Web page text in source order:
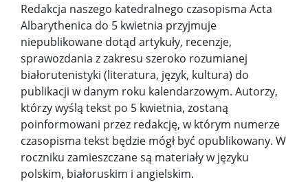
O Pracowni
Zaproszenia
Czasopismo
PRACOWNIA BADAŃ NAD TEATREM I DRAMATEM
Redakcja naszego katedralnego czasopisma Acta
Albarythenica do 5 kwietnia przyjmuje
niepublikowane dotąd artykuły, recenzje,
sprawozdania z zakresu szeroko rozumianej
białorutenistyki (literatura, język, kultura) do
publikacji w danym roku kalendarzowym. Autorzy,
którzy wyślą tekst po 5 kwietnia, zostaną
poinformowani przez redakcję, w którym numerze
czasopisma tekst będzie mógł być opublikowany. W
roczniku zamieszczane są materiały w języku
polskim, białoruskim i angielskim.